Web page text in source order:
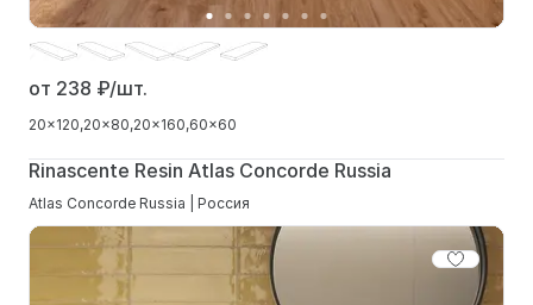
от 238 ₽/шт.
20x120 20x80 20x160 60x60
Rinascente Resin Atlas Concorde Russia
Atlas Concorde Russia | Россия